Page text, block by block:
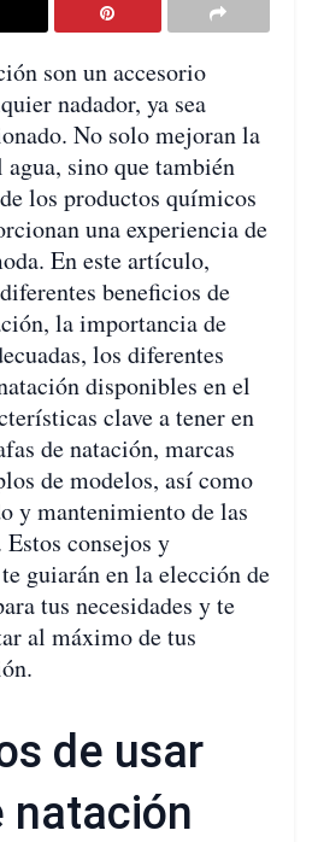
son un accesorio
nadador, ya sea
No solo mejoran la
sino que también
los productos químicos
una experiencia de
En este artículo,
beneficios de
la importancia de
los diferentes
disponibles en el
clave a tener en
de natación, marcas
de modelos, así como
y mantenimiento de las
consejos y
guiarán en la elección de
tus necesidades y te
al máximo de tus
de usar
natación